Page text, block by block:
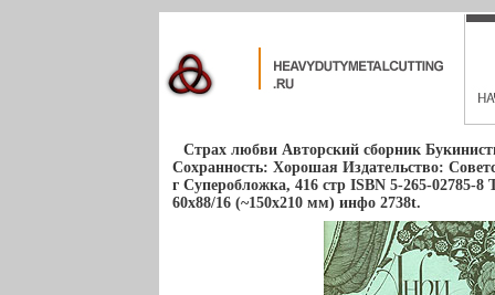
Страх любви Авторский сборник
Сохранность: Хорошая Издательство:
г Суперобложка, 416 стр ISBN 5-265-02785-
60x88/16 (~150x210 мм) инфо 2738t.